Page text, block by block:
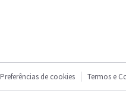
Preferências de cookies Termos e